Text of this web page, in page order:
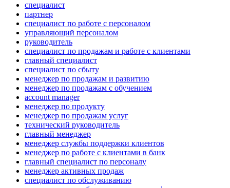
специалист
партнер
специалист по работе с персоналом
управляющий персоналом
руководитель
специалист по продажам и работе с клиентами
главный специалист
специалист по сбыту
менеджер по продажам и развитию
менеджер по продажам с обучением
account manager
менеджер по продукту
менеджер по продажам услуг
технический руководитель
главный менеджер
менеджер службы поддержки клиентов
менеджер по работе с клиентами в банк
главный специалист по персоналу
менеджер активных продаж
специалист по обслуживанию